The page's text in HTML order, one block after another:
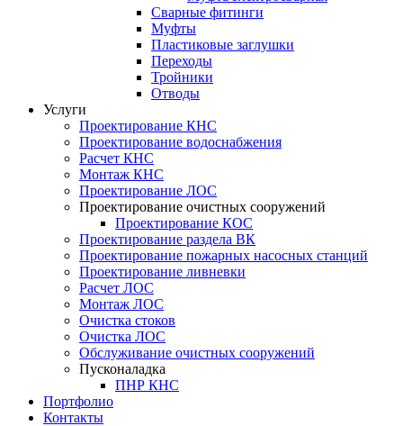
Сварные фитинги
Муфты
Пластиковые заглушки
Переходы
Тройники
Отводы
Услуги
Проектирование КНС
Проектирование водоснабжения
Расчет КНС
Монтаж КНС
Проектирование ЛОС
Проектирование очистных сооружений
Проектирование КОС
Проектирование раздела ВК
Проектирование пожарных насосных станций
Проектирование ливневки
Расчет ЛОС
Монтаж ЛОС
Очистка стоков
Очистка ЛОС
Обслуживание очистных сооружений
Пусконаладка
ПНР КНС
Портфолио
Контакты